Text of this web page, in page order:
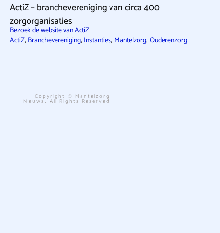
ActiZ – branchevereniging van circa 400
zorgorganisaties
Bezoek de website van ActiZ
ActiZ, Branchevereniging, Instanties, Mantelzorg, Ouderenzorg
Copyright © Mantelzorg
Nieuws. All Rights Reserved